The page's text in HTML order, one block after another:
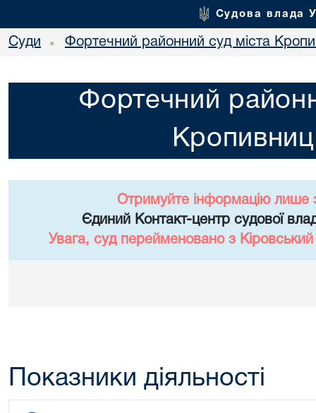
Судова влада
Суди • Фортечний районний суд міста
Фортечний
Отримуйте інформацію лише
Єдиний Контакт-центр судової
Увага, суд перейменовано з
Показники діяльності